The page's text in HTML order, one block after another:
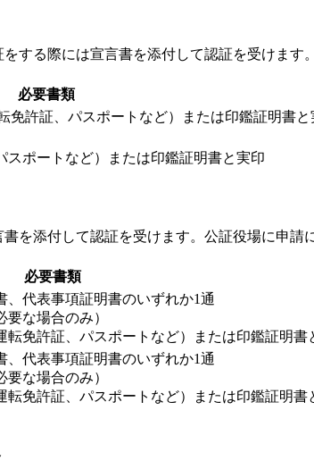
する際には宣言書を添付して認証を受けま
必要書類
免許証、パスポートなど）または印鑑証明書と
ポートなど）または印鑑証明書と実印
を添付して認証を受けます。公証役場に申
必要書類
代表事項証明書のいずれか1通
な場合のみ）
免許証、パスポートなど）または印鑑証明書
代表事項証明書のいずれか1通
な場合のみ）
免許証、パスポートなど）または印鑑証明書